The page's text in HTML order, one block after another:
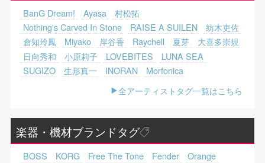
BanG Dream! Ayasa
村松拓
Nothing's Carved In Stone
RAISE A SUILEN
紡木吏佐
倉知玲鳳
Miyako 岸谷香 Raychell 夏芽
大喜多崇規
日向秀和
小原莉子 LOVEBITES
LUNA SEA
SUGIZO
生形真一 INORAN
Morfonica
全アーティストタグ一覧はこちら
楽器・機材ブランドタグ
BOSS KORG Free The Tone Fender
Orange